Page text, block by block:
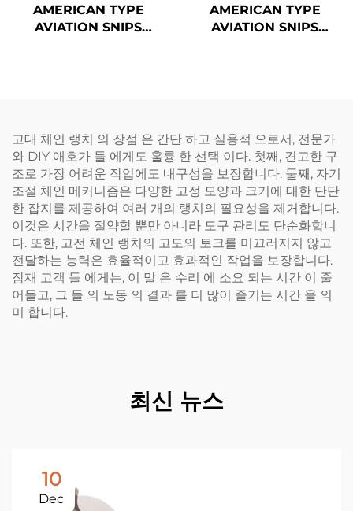
AMERICAN TYPE
AVIATION SNIPS
AMERICAN TYPE
AVIATION SNIPS
고대 체인 랭치 의 장점 은 간단 하고 실용적 으로서, 전문가
와 DIY 애호가 들 에게도 훌륭 한 선택 이다. 첫째, 견고한 구
조로 가장 어려운 작업에도 내구성을 보장합니다. 둘째, 자기
조절 체인 메커니즘은 다양한 고정 모양과 크기에 대한 단단
한 잡지를 제공하여 여러 개의 랭치의 필요성을 제거합니다.
이것은 시간을 절약할 뿐만 아니라 도구 관리도 단순화합니
다. 또한, 고전 체인 랭치의 고도의 토크를 미끄러지지 않고
전달하는 능력은 효율적이고 효과적인 작업을 보장합니다.
잠재 고객 들 에게는, 이 말 은 수리 에 소요 되는 시간 이 줄
어들고, 그 들 의 노동 의 결과 를 더 많이 즐기는 시간 을 의
미 합니다.
최신 뉴스
10
Dec